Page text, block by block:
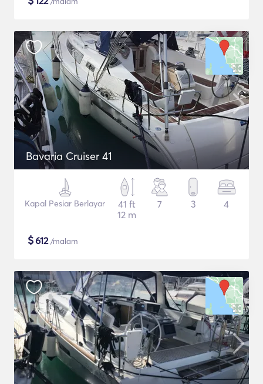
Bavaria Cruiser 41
Kapal Pesiar Berlayar
41 ft
12 m
7 3 4
$612/malam